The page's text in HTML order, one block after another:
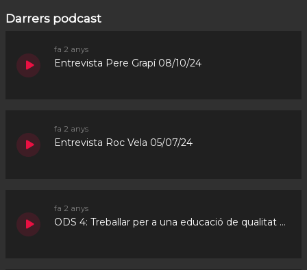
Darrers podcast
fa 2 anys
Entrevista Pere Grapí 08/10/24
fa 2 anys
Entrevista Roc Vela 05/07/24
fa 2 anys
ODS 4: Treballar per a una educació de qualitat 23/05/24